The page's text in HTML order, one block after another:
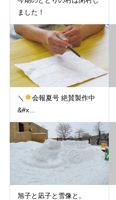
ました！
＼
会報夏号 絶賛製作中
&#x...
旭子と凪子と雪像と。